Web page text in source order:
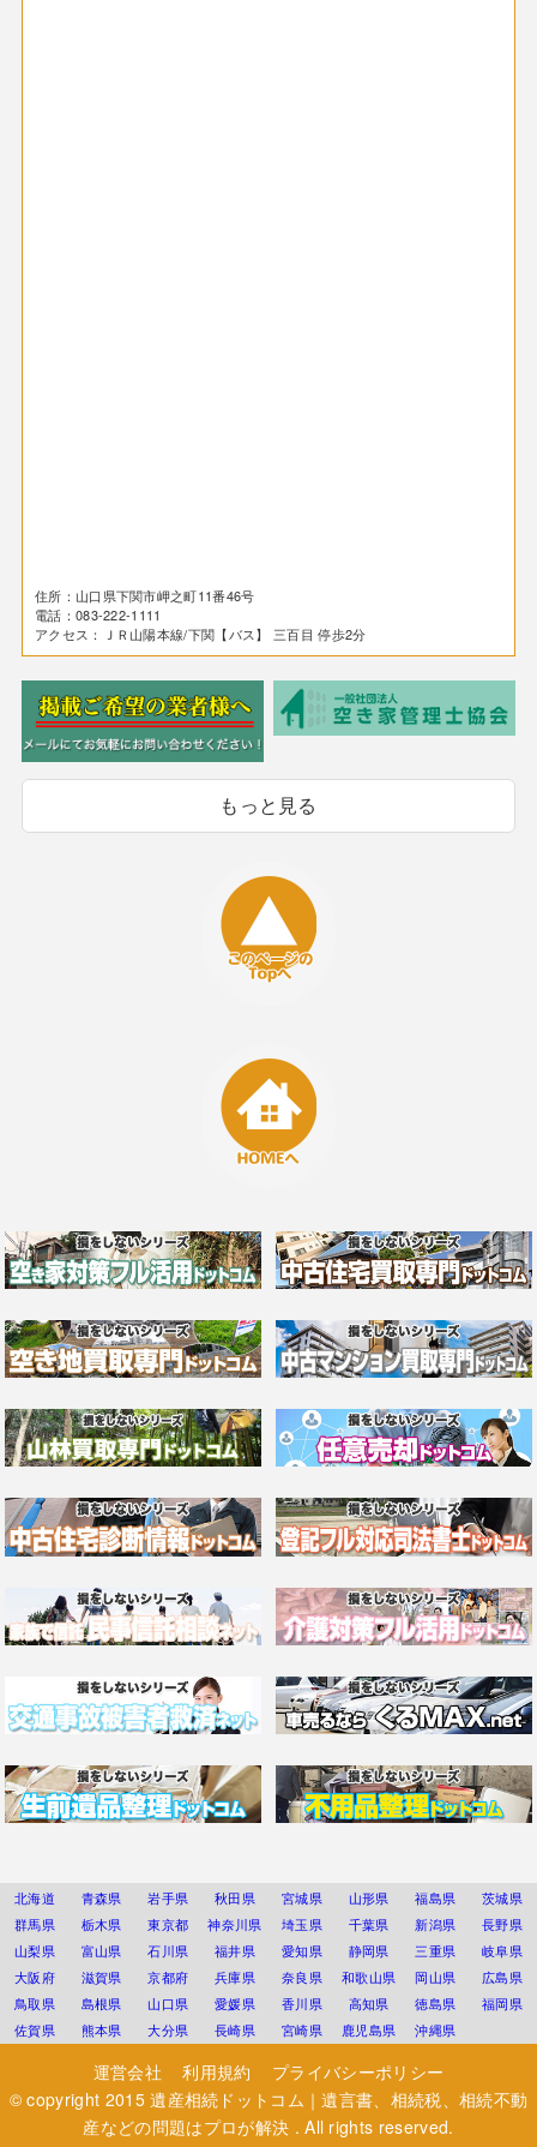
住所：山口県下関市岬之町11番46号
電話：083-222-1111
アクセス：ＪＲ山陽本線/下関【バス】 三百目 停歩2分
もっと見る
北海道 青森県 岩手県 秋田県 宮城県 山形県 福島県
茨城県
群馬県
栃木県 東京都 神奈川県 埼玉県 千葉県 新潟県
長野県
山梨県
富山県 石川県 福井県 愛知県 静岡県 三重県
岐阜県
大阪府
滋賀県 京都府 兵庫県 奈良県 和歌山県 岡山県
広島県
鳥取県
島根県 山口県 愛媛県 香川県 高知県 徳島県
福岡県
佐賀県
熊本県 大分県 長崎県 宮崎県 鹿児島県 沖縄県
運営会社 利用規約
プライバシーポリシー
© copyright 2015遺産相続ドットコム｜遺言書、相続税、相続不動
産などの問題はプロが解決 . All rights reserved.